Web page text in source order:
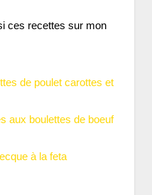
ces recettes sur mon
de poulet carottes et
aux boulettes de boeuf
à la feta